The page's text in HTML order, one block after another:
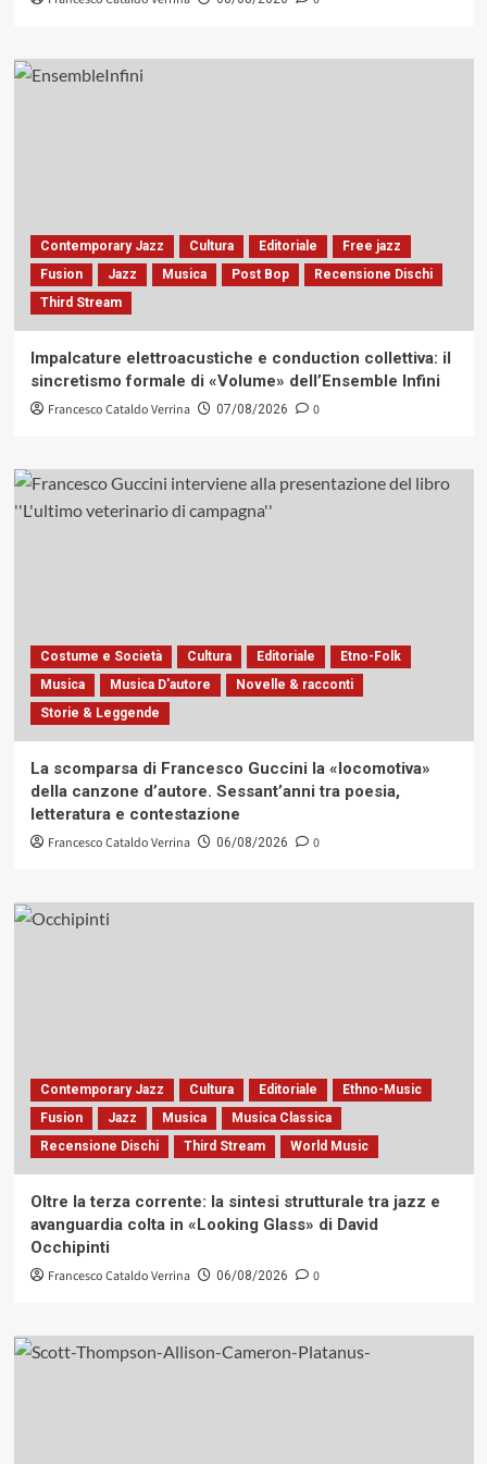
Contemporary Jazz Cultura Editoriale
Free jazz
Fusion
Jazz Musica Post Bop
Recensione Dischi
Third Stream
Impalcature elettroacustiche e conduction collettiva: il
sincretismo formale di «Volume» dell’Ensemble Infini
Francesco Cataldo Verrina 07/08/2026 0
Costume e Società Cultura Editoriale
Etno-Folk
Musica
Musica D'autore
Novelle & racconti
Storie & Leggende
La scomparsa di Francesco Guccini la «locomotiva»
della canzone d’autore. Sessant’anni tra poesia,
letteratura e contestazione
Francesco Cataldo Verrina 06/08/2026 0
Contemporary Jazz Cultura Editoriale
Ethno-Music
Fusion
Jazz Musica
Musica Classica
Recensione Dischi
Third Stream World Music
Oltre la terza corrente: la sintesi strutturale tra jazz e
avanguardia colta in «Looking Glass» di David
Occhipinti
Francesco Cataldo Verrina 06/08/2026 0